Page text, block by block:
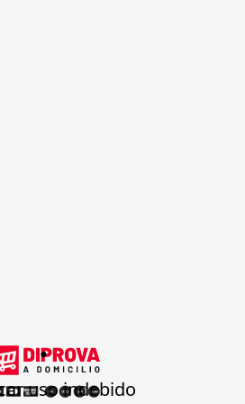
.
uso indebido